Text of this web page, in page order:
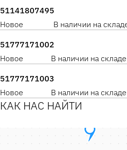
51141807495
Новое
В наличии на
51777171002
Новое
В наличии на
51777171003
Новое
В наличии на
КАК НАС НАЙТИ